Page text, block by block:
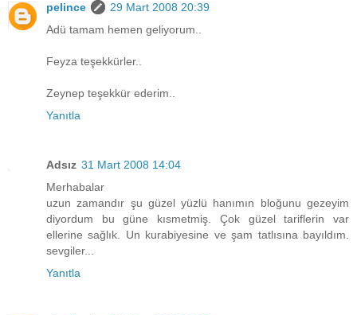
pelince
29 Mart 2008 20:39
Adü tamam hemen geliyorum..
Feyza teşekkürler..
Zeynep teşekkür ederim..
Yanıtla
Adsız 31 Mart 2008 14:04
Merhabalar
uzun zamandır şu güzel yüzlü hanımın bloğunu gezeyim
diyordum bu güne kısmetmiş. Çok güzel tariflerin var
ellerine sağlık. Un kurabiyesine ve şam tatlısına bayıldım.
sevgiler...
Yanıtla